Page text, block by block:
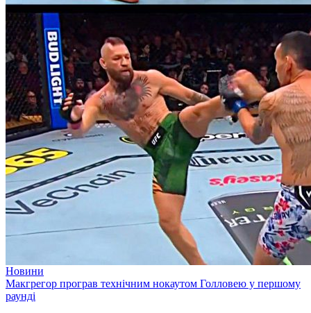
Новини
Макгрегор програв технічним нокаутом Голловею у першому
раунді